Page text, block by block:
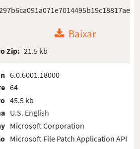
Baixar
Zip: 21.5 kb
6.0.6001.18000
64
45.5 kb
U.S. English
Microsoft Corporation
Microsoft File Patch Application API